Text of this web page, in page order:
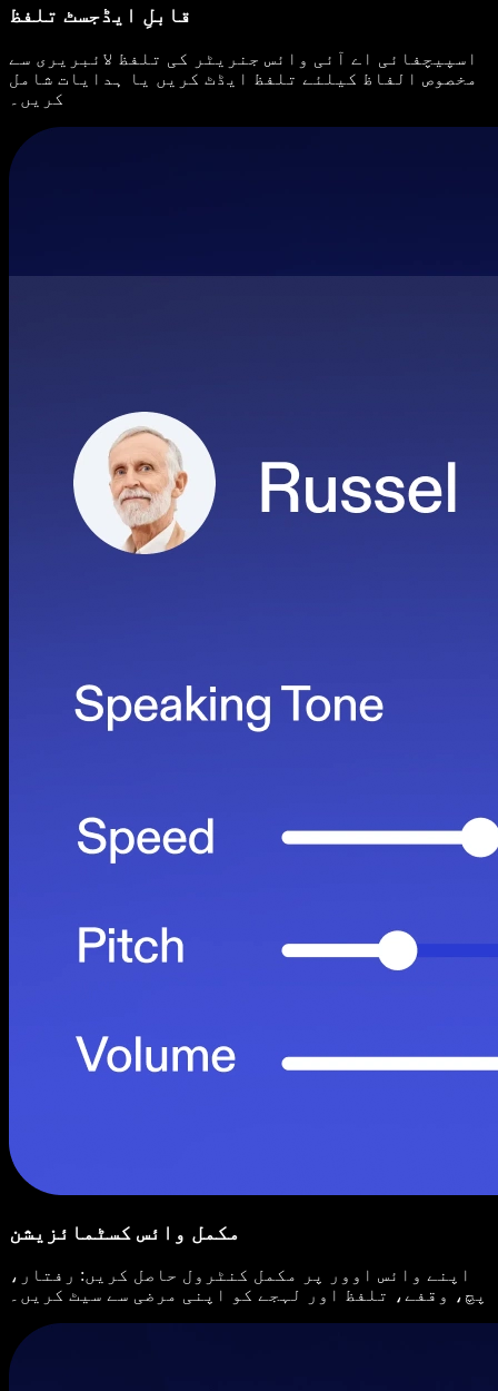
قابلِ ایڈجسٹ تلفظ
اسپیچفائی اے آئی وائس جنریٹر کی تلفظ لائبریری سے
مخصوص الفاظ کیلئے تلفظ ایڈٹ کریں یا ہدایات شامل
کریں۔
مکمل وائس کسٹمائزیشن
اپنے وائس اوور پر مکمل کنٹرول حاصل کریں: رفتار،
پچ، وقفے، تلفظ اور لہجے کو اپنی مرضی سے سیٹ کریں۔